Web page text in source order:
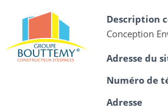
Description
Conception
Adresse du
Numéro de
Adresse